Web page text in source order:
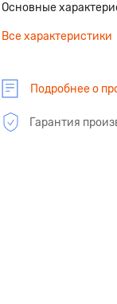
Основные
Все характеристики
Подробнее о
Гарантия